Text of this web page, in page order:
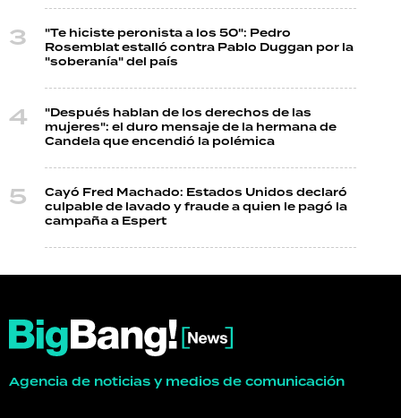
"Te hiciste peronista a los 50": Pedro
Rosemblat estalló contra Pablo Duggan por la
"soberanía" del país
"Después hablan de los derechos de las
mujeres": el duro mensaje de la hermana de
Candela que encendió la polémica
Cayó Fred Machado: Estados Unidos declaró
culpable de lavado y fraude a quien le pagó la
campaña a Espert
Agencia de noticias y medios de comunicación